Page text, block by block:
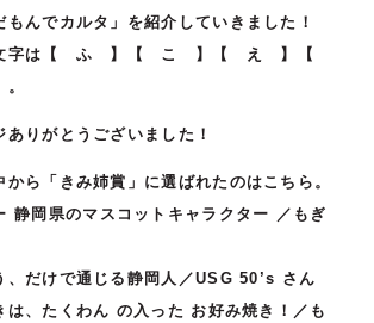
んでカルタ」を紹介していきました！
文字は【 ふ 】【 こ 】【 え 】【
りがとうございました！
ら「きみ姉賞」に選ばれたのはこちら。
静岡県のマスコットキャラクター ／もぎ
、だけで通じる静岡人／USG 50’s さん
は、たくわん の入った お好み焼き！／も